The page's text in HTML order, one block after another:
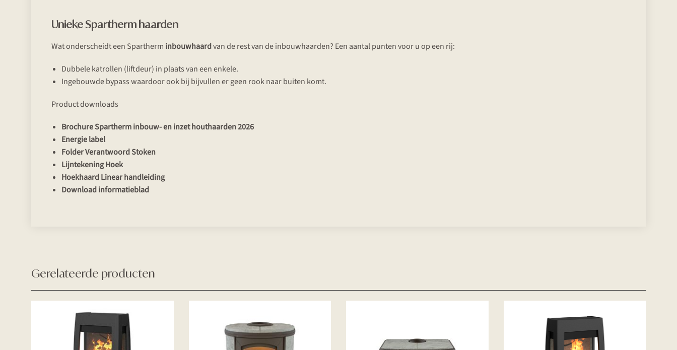
Unieke Spartherm haarden
Wat onderscheidt een Spartherm inbouwhaardvan de rest van de inbouwhaarden? Een aantal punten voor u op een rij:
Dubbele katrollen (liftdeur) in plaats van een enkele.
Ingebouwde bypass waardoor ook bij bijvullen er geen rook naar buiten komt.
Product downloads
Brochure Spartherm inbouw- en inzet houthaarden 2026
Energie label
Folder Verantwoord Stoken
Lijntekening Hoek
Hoekhaard Linear handleiding
Download informatieblad
Gerelateerde producten